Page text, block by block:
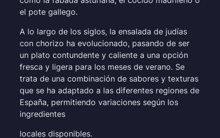
el pote gallego.
A lo largo de los siglos, la ensalada de judías
con chorizo ha evolucionado, pasando de ser
un plato contundente y caliente a una opción
fresca y ligera para los meses de verano. Se
trata de una combinación de sabores y texturas
que se ha adaptado a las diferentes regiones de
España, permitiendo variaciones según los
ingredientes
locales disponibles.